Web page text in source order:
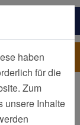
haben
für die
Zum
unsere Inhalte